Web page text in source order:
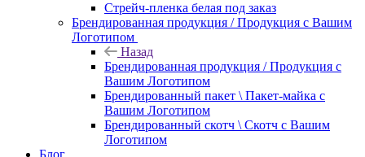
Стрейч-пленка белая под заказ
Брендированная продукция / Продукция с Вашим
Логотипом
Назад
Брендированная продукция / Продукция с
Вашим Логотипом
Брендированный пакет \ Пакет-майка с
Вашим Логотипом
Брендированный скотч \ Скотч с Вашим
Логотипом
Блог